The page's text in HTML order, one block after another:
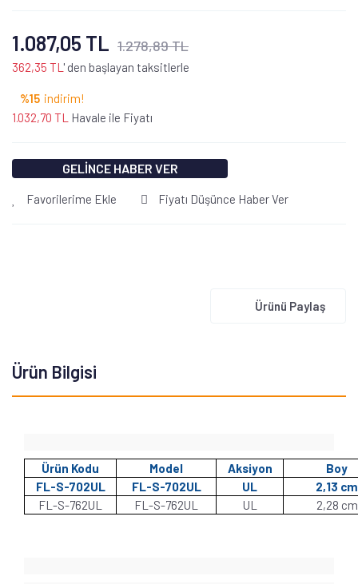
1.087,05 TL 1.278,89 TL
362,35 TL ' den başlayan taksitlerle
%15 indirim!
1.032,70 TL
Havale ile Fiyatı
GELİNCE HABER VER
Favorilerime Ekle Fiyatı Düşünce Haber Ver
Ürünü Paylaş
Ürün Bilgisi
Ürün Kodu Model Aksiyon
Boy
FL-S-702UL
FL-S-702UL UL
2,13 cm
FL-S-762UL
FL-S-762UL UL 2,28 cm